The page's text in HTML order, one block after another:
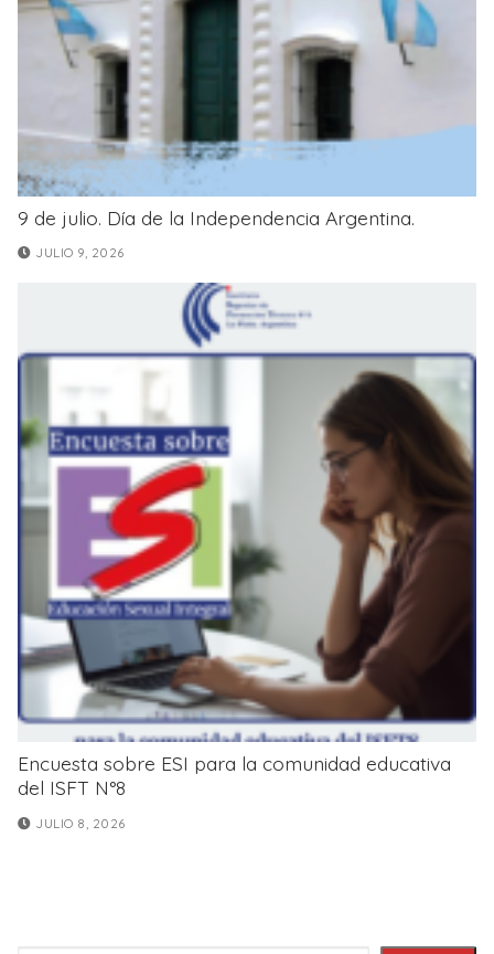
9 de julio. Día de la Independencia Argentina.
JULIO 9, 2026
Encuesta sobre ESI para la comunidad educativa
del ISFT N°8
JULIO 8, 2026